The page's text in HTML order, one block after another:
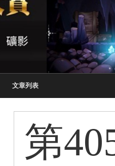
文章列表
第